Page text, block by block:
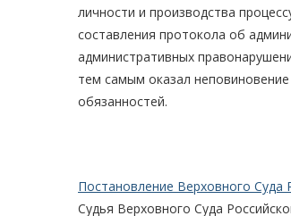
личности и производства
составления протокола об
административных
тем самым оказал
обязанностей.
Постановление Верховного
Судья Верховного Суда